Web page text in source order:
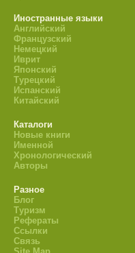
Иностранные языки
Английский
Французский
Немецкий
Иврит
Японский
Турецкий
Испанский
Китайский
Каталоги
Новые книги
Именной
Хронологический
Авторы
Разное
Блог
Туризм
Рефераты
Ссылки
Связь